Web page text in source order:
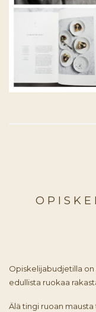
Opiskelijabudjetilla on
edullista ruokaa
Älä tingi ruoan